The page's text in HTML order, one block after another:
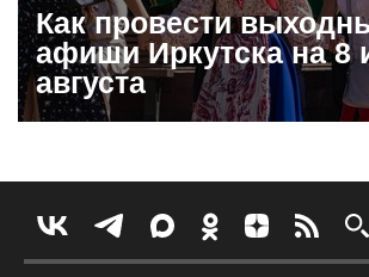
Как провести
афиши Иркутска на 8
августа